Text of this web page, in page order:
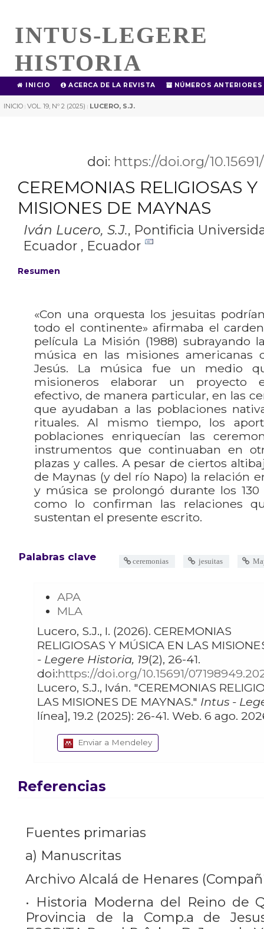
INTUS-LEGERE
HISTORIA
INICIO ACERCA DE LA REVISTA NÚMEROS ANTERIORES
INICIO | VOL. 19, Nº 2 (2025) | LUCERO, S.J.
doi: https://doi.org/
CEREMONIAS RELIGIOSAS
MISIONES DE MAYNAS
Iván Lucero, S.J., Pontificia
Ecuador , Ecuador
Resumen
«Con una orquesta los jesuitas
todo el continente» afirmaba el
película La Misión (1988) subrayando
música en las misiones americanas
Jesús. La música fue un medio
misioneros elaborar un proyecto
efectivo, de manera particular, en las
que ayudaban a las poblaciones
rituales. Al mismo tiempo, los
poblaciones enriquecían las
instrumentos que continuaban en
plazas y calles. A pesar de ciertos
de Maynas (y del río Napo) la relación
y música se prolongó durante los
como lo confirman las relaciones
sustentan el presente escrito.
Palabras clave ceremonias jesuitas
APA
MLA
Lucero, S.J., I. (2026). CEREMONIAS
RELIGIOSAS Y MÚSICA EN LAS
- Legere Historia, 19(2), 26-41.
doi:https://doi.org/10.15691/
Lucero, S.J., Iván. "CEREMONIAS RELIGIOSAS Y MÚSICA EN
LAS MISIONES DE MAYNAS." Intus -
línea], 19.2 (2025): 26-41. Web. 6 ago.
Enviar a Mendeley
Referencias
Fuentes primarias
a) Manuscritas
Archivo Alcalá de Henares
• Historia Moderna del Reino de
Provincia de la Comp.a de